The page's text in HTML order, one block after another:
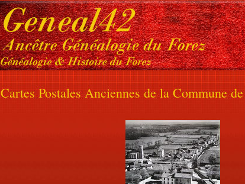
Cartes Postales Anciennes de la Commune